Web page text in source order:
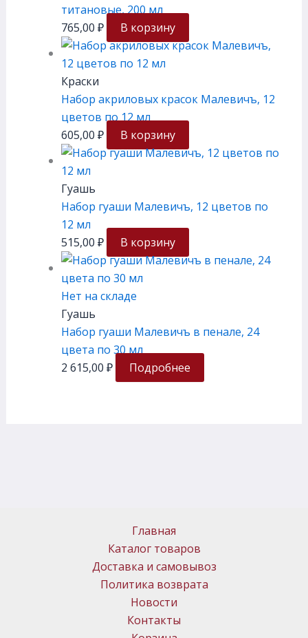
титановые, 200 мл
765,00 ₽ В корзину
Краски
Набор акриловых красок Малевичъ, 12
цветов по 12 мл
605,00 ₽ В корзину
Гуашь
Набор гуаши Малевичъ, 12 цветов по
12 мл
515,00 ₽ В корзину
Нет на складе
Гуашь
Набор гуаши Малевичъ в пенале, 24
цвета по 30 мл
2 615,00 ₽ Подробнее
Главная
Каталог товаров
Доставка и самовывоз
Политика возврата
Новости
Контакты